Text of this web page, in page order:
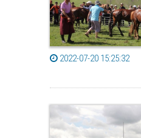
2022-07-20 15:25:32